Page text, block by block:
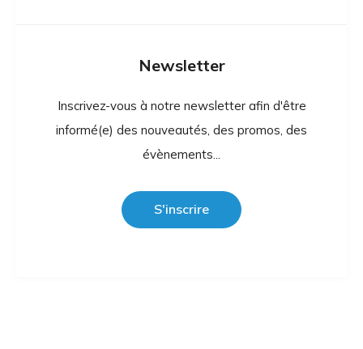
Newsletter
Inscrivez-vous à notre newsletter afin d'être
informé(e) des nouveautés, des promos, des
évènements...
S'inscrire